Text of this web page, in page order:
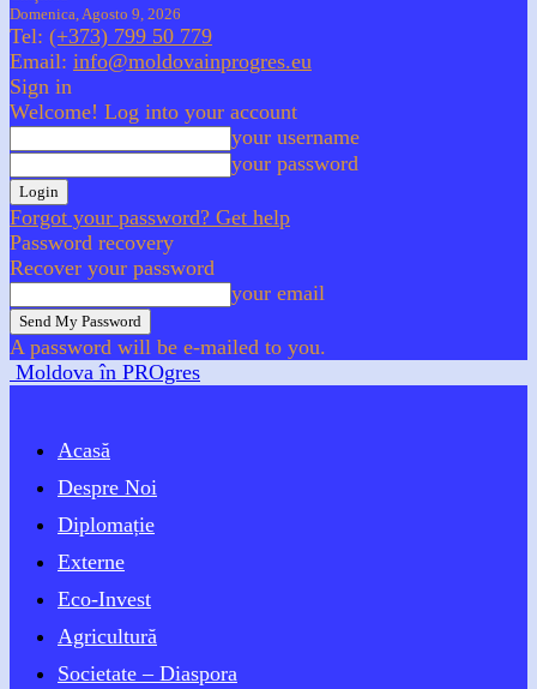
Domenica, Agosto 9, 2026
Tel: (+373) 799 50 779
Email: info@moldovainprogres.eu
Sign in
Welcome! Log into your account
your username
your password
Forgot your password? Get help
Password recovery
Recover your password
your email
A password will be e-mailed to you.
Moldova în PROgres
Acasă
Despre Noi
Diplomație
Externe
Eco-Invest
Agricultură
Societate – Diaspora